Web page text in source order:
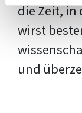
die Zeit, in
wirst
und